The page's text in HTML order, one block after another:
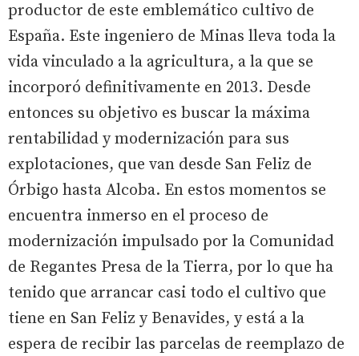
productor de este emblemático cultivo de
España. Este ingeniero de Minas lleva toda la
vida vinculado a la agricultura, a la que se
incorporó definitivamente en 2013. Desde
entonces su objetivo es buscar la máxima
rentabilidad y modernización para sus
explotaciones, que van desde San Feliz de
Órbigo hasta Alcoba. En estos momentos se
encuentra inmerso en el proceso de
modernización impulsado por la Comunidad
de Regantes Presa de la Tierra, por lo que ha
tenido que arrancar casi todo el cultivo que
tiene en San Feliz y Benavides, y está a la
espera de recibir las parcelas de reemplazo de